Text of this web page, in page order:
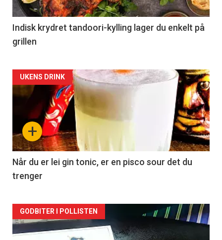
Indisk krydret tandoori-kylling lager du enkelt på
grillen
Forsiden
akkurat
nå
-
2
+
UKENS DRINK
Når du er lei gin tonic, er en pisco sour det du
trenger
Forsiden
akkurat
GODBITER I POLLISTEN